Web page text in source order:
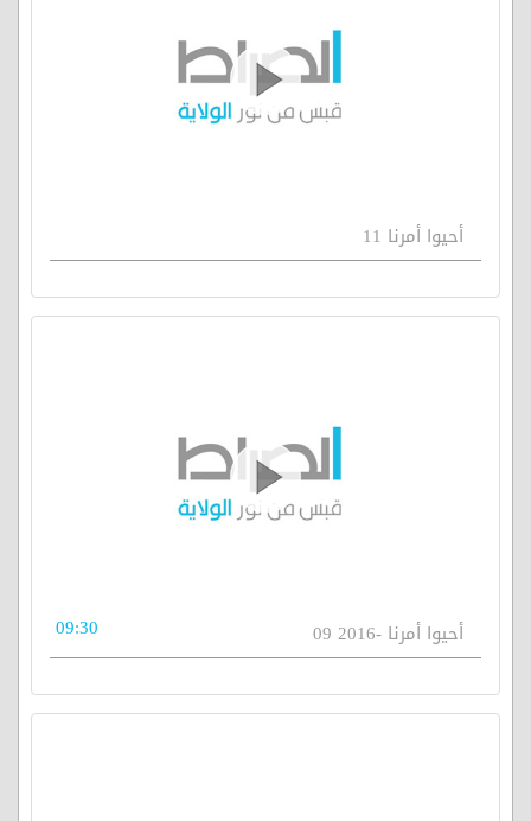
أحيوا أمرنا 11
أحيوا أمرنا -2016 09 09:30